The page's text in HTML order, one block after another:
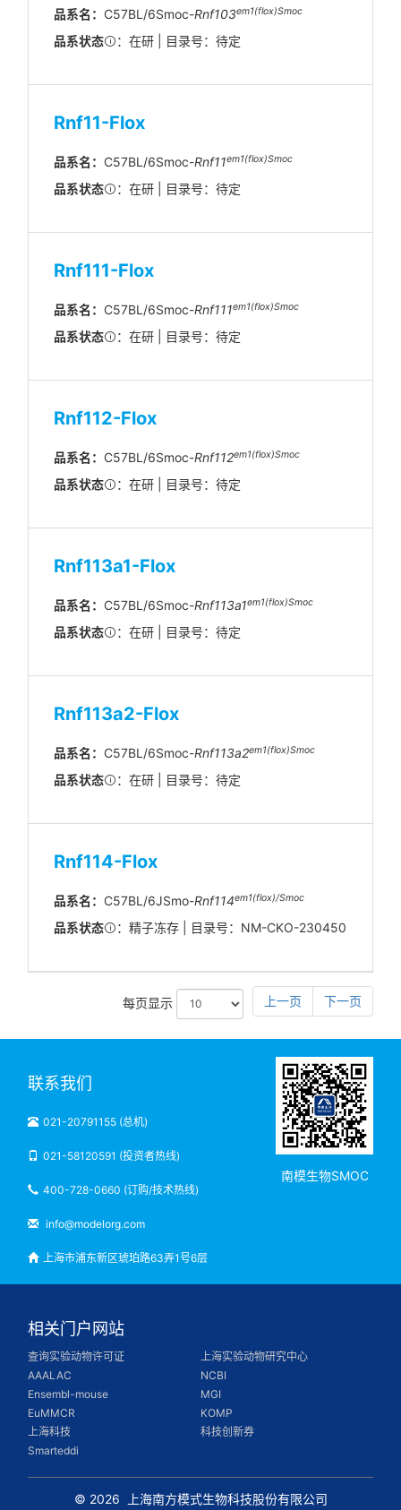
品系名： C57BL/6Smoc-Rnf103em1(flox)Smoc
品系状态 ：在研 | 目录号：待定
Rnf11-Flox
品系名： C57BL/6Smoc-Rnf11em1(flox)Smoc
品系状态 ：在研 | 目录号：待定
Rnf111-Flox
品系名： C57BL/6Smoc-Rnf111em1(flox)Smoc
品系状态 ：在研 | 目录号：待定
Rnf112-Flox
品系名： C57BL/6Smoc-Rnf112em1(flox)Smoc
品系状态 ：在研 | 目录号：待定
Rnf113a1-Flox
品系名： C57BL/6Smoc-Rnf113a1em1(flox)Smoc
品系状态 ：在研 | 目录号：待定
Rnf113a2-Flox
品系名： C57BL/6Smoc-Rnf113a2em1(flox)Smoc
品系状态 ：在研 | 目录号：待定
Rnf114-Flox
品系名： C57BL/6JSmo-Rnf114em1(flox)/Smoc
品系状态 ：精子冻存 | 目录号：NM-CKO-230450
每页显示 上一页 下一页
联系我们
021-20791155 (总机)
021-58120591 (投资者热线)
400-728-0660 (订购/技术热线)
info@modelorg.com
上海市浦东新区琥珀路63弄1号6层
南模生物SMOC
相关门户网站
查询实验动物许可证
上海实验动物研究中心
AAALAC
NCBI
Ensembl-mouse
MGI
EuMMCR
KOMP
上海科技
科技创新券
Smarteddi
© 2026 上海南方模式生物科技股份有限公司